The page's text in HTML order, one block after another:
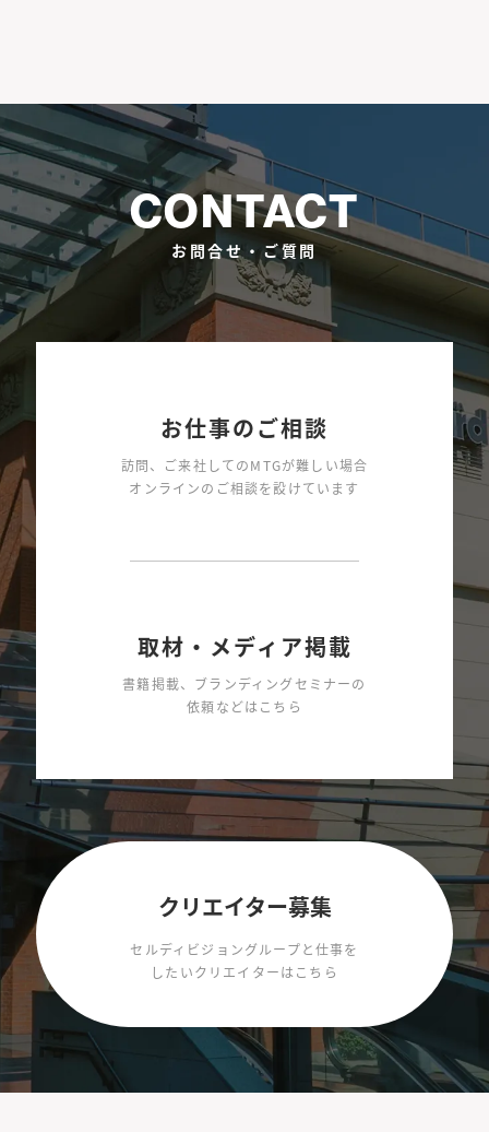
CONTACT
お問合せ・ご質問
お仕事のご相談
訪問、ご来社してのMTGが難しい場合
オンラインのご相談を設けています
取材・メディア掲載
書籍掲載、ブランディングセミナーの
依頼などはこちら
クリエイター募集
セルディビジョングループと仕事を
したいクリエイターはこちら